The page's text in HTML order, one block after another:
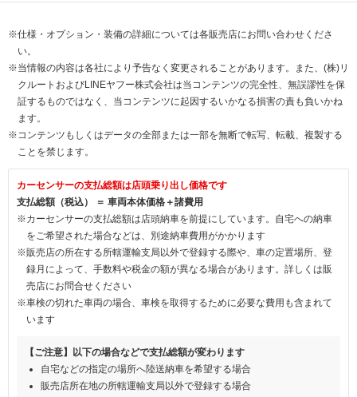
※仕様・オプション・装備の詳細については各販売店にお問い合わせくださ
い。
※当情報の内容は各社により予告なく変更されることがあります。また、(株)リ
クルートおよびLINEヤフー株式会社は当コンテンツの完全性、無誤謬性を保
証するものではなく、当コンテンツに起因するいかなる損害の責も負いかね
ます。
※コンテンツもしくはデータの全部または一部を無断で転写、転載、複製する
ことを禁じます。
カーセンサーの支払総額は店頭乗り出し価格です
支払総額（税込） ＝ 車両本体価格＋諸費用
※カーセンサーの支払総額は店頭納車を前提にしています。自宅への納車
をご希望された場合などは、別途納車費用がかかります
※販売店の所在する所轄運輸支局以外で登録する際や、車の定置場所、登
録月によって、手数料や税金の額が異なる場合があります。詳しくは販
売店にお問合せください
※車検の切れた車両の場合、車検を取得するために必要な費用も含まれて
います
【ご注意】以下の場合などで支払総額が変わります
自宅などの指定の場所へ陸送納車を希望する場合
販売店所在地の所轄運輸支局以外で登録する場合